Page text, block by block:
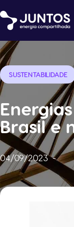
SUSTENTABILIDADE
Brasil e
04/09/2023-